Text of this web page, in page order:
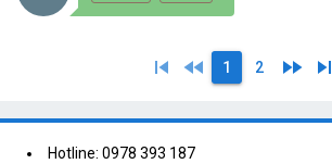
skip_previous fast_rewind 1 2 fast_forward skip_next
Hotline: 0978 393 187